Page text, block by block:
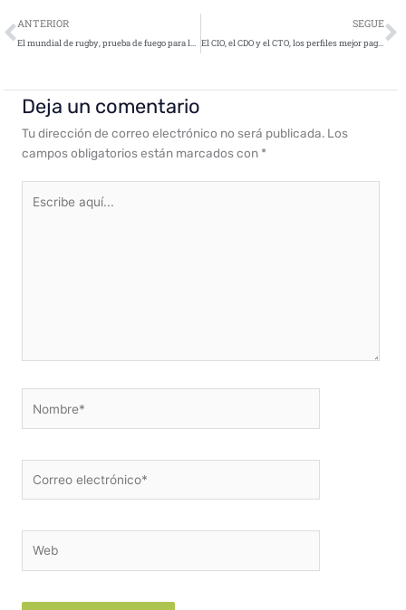
Ant
ANTERIOR
El mundial de rugby, prueba de fuego para la ciberseguridad de los Juegos de Tokio
SEGUE
El CIO, el CDO y el CTO, los perfiles mejor pagados del sector IT & TELCO en España en 2019
Deja un comentario
Tu dirección de correo electrónico no será publicada. Los
campos obligatorios están marcados con *
aquí...
electrónico*